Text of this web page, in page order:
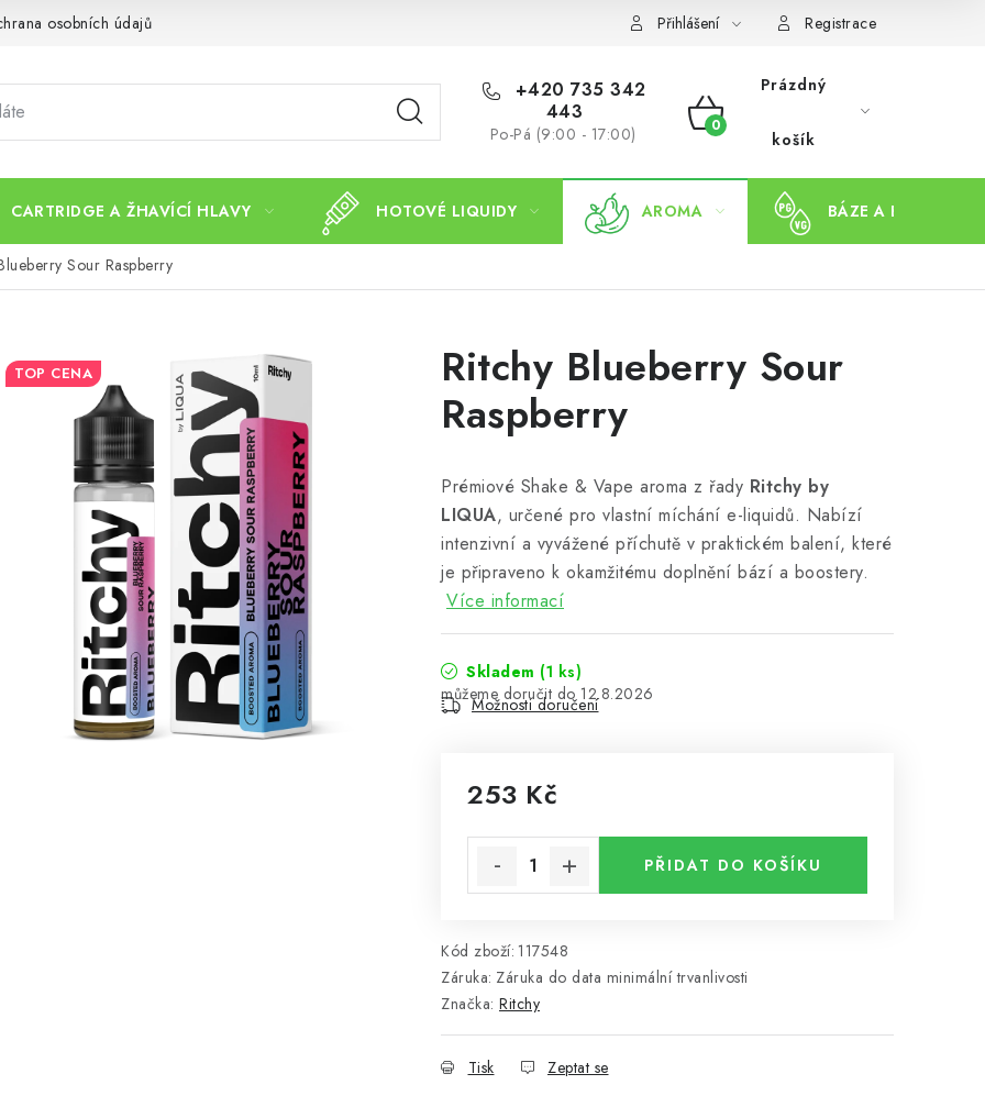
osobních údajů Přihlášení Registrace
+420 735 342
443
Po-Pá (9:00 - 17:00)
NÁKUPNÍ
Prázdný
košík
CARTRIDGE A ŽHAVÍCÍ HLAVY HOTOVÉ LIQUIDY AROMA BÁZE A BOOSTERY
Sour Raspberry
Ritchy Blueberry Sour
Raspberry
Prémiové Shake & Vape aroma z řady Ritchy by
LIQUA, určené pro vlastní míchání e-liquidů. Nabízí
intenzivní a vyvážené příchutě v praktickém balení, které
je připraveno k okamžitému doplnění bází a boostery.
Více informací
Skladem (1 ks)
12.8.2026
Možnosti doručení
253 Kč
PŘIDAT DO KOŠÍKU
Kód zboží: 117548
Záruka: Záruka do data minimální trvanlivosti
Značka: Ritchy
Tisk Zeptat se
TOP CENA